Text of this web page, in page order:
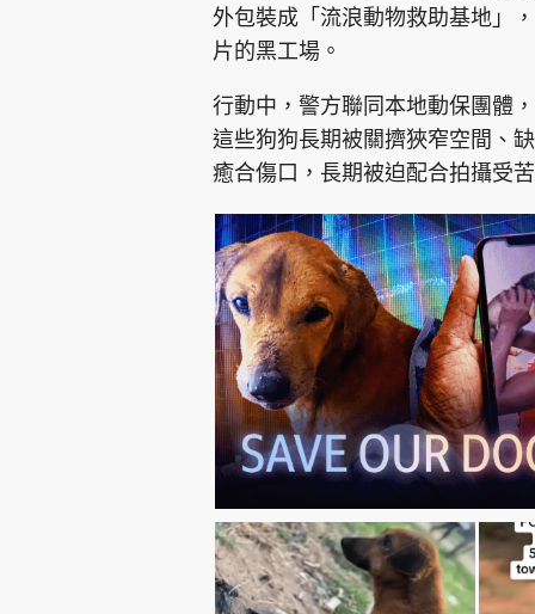
外包裝成「流浪動物救助基地」
片的黑工場。
行動中，警方聯同本地動保團體
這些狗狗長期被關擠狹窄空間、
癒合傷口，長期被迫配合拍攝受